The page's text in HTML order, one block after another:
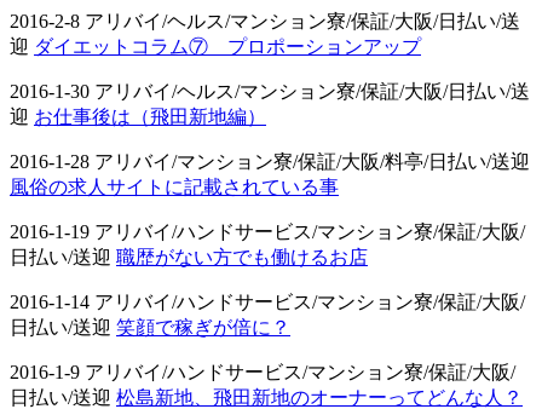
2016-2-8 アリバイ/ヘルス/マンション寮/保証/大阪/日払い/送
迎 ダイエットコラム⑦ プロポーションアップ
2016-1-30 アリバイ/ヘルス/マンション寮/保証/大阪/日払い/送
迎 お仕事後は（飛田新地編）
2016-1-28 アリバイ/マンション寮/保証/大阪/料亭/日払い/送迎
風俗の求人サイトに記載されている事
2016-1-19 アリバイ/ハンドサービス/マンション寮/保証/大阪/
日払い/送迎 職歴がない方でも働けるお店
2016-1-14 アリバイ/ハンドサービス/マンション寮/保証/大阪/
日払い/送迎 笑顔で稼ぎが倍に？
2016-1-9 アリバイ/ハンドサービス/マンション寮/保証/大阪/
日払い/送迎 松島新地、飛田新地のオーナーってどんな人？